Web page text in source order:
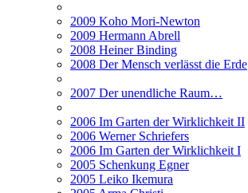
2009 Koho Mori-Newton
2009 Hermann Abrell
2008 Heiner Binding
2008 Der Mensch verlässt die Erde
2007 Der unendliche Raum…
2006 Im Garten der Wirklichkeit II
2006 Werner Schriefers
2006 Im Garten der Wirklichkeit I
2005 Schenkung Egner
2005 Leiko Ikemura